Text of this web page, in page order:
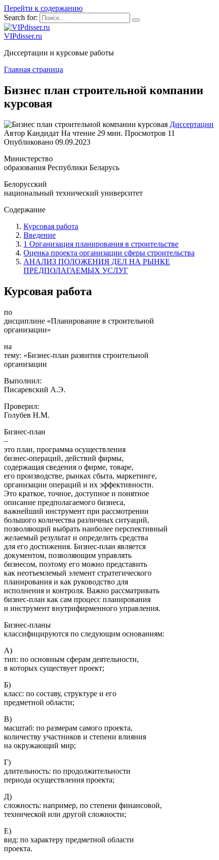
Перейти к содержанию
Search for:
VIPdisser.ru
Диссертации и курсовые работы
Главная страница
Бизнес план строительной компании
курсовая
Диссертации
Автор Кандидат На чтение 29 мин. Просмотров 11
Опубликовано 09.09.2023
Министерство
образования Республики Беларусь
Белорусский
национальный технический университет
Содержание
Курсовая работа
Введение
1 Организация планирования в строительстве
Оценка проекта организации сферы строительства
АНАЛИЗ ПОЛОЖЕНИЯ ДЕЛ НА РЫНКЕ
ПРЕДПОЛАГАЕМЫХ УСЛУГ
Курсовая работа
по
дисциплине «Планирование в строительной
организации»
на
тему: «Бизнес-план развития строительной
организации
Выполнил:
Писаревский А.Э.
Проверил:
Голубев Н.М.
Бизнес-план
–
это план, программа осуществления
бизнес-операций, действий фирмы,
содержащая сведения о фирме, товаре,
его производстве, рынках сбыта, маркетинге,
организации операций и их эффективности.
Это краткое, точное, доступное и понятное
описание предполагаемого бизнеса,
важнейший инструмент при рассмотрении
большого количества различных ситуаций,
позволяющий выбрать наиболее перспективный
желаемый результат и определить средства
для его достижения. Бизнес-план является
документом, позволяющим управлять
бизнесом, поэтому его можно представить
как неотъемлемый элемент стратегического
планирования и как руководство для
исполнения и контроля. Важно рассматривать
бизнес-план как сам процесс планирования
и инструмент внутрифирменного управления.
Бизнес-планы
классифицируются по следующим основаниям:
А)
тип: по основным сферам деятельности,
в которых существует проект;
Б)
класс: по составу, структуре и его
предметной области;
В)
масштаб: по размерам самого проекта,
количеству участников и степени влияния
на окружающий мир;
Г)
длительность: по продолжительности
периода осуществления проекта;
Д)
сложность: например, по степени финансовой,
технической или другой сложности;
Е)
вид: по характеру предметной области
проекта.